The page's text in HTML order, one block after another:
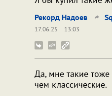
Рекорд Надоев
17.06.25
13:03
Да, мне такие
чем классические.